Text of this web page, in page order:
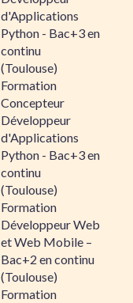
d'Applications
Python - Bac+3 en
continu
(Toulouse)
Formation
Concepteur
Développeur
d'Applications
Python - Bac+3 en
continu
(Toulouse)
Formation
Développeur Web
et Web Mobile –
Bac+2 en continu
(Toulouse)
Formation